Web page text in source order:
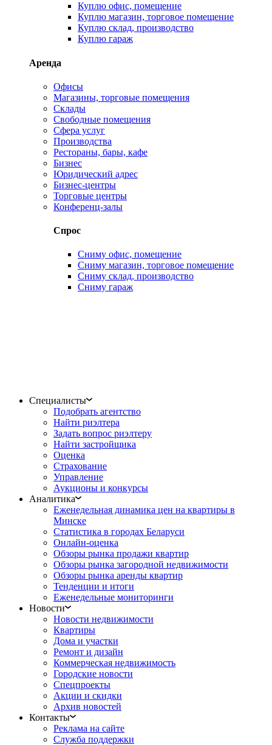
Куплю офис, помещение
Куплю магазин, торговое помещение
Куплю склад, производство
Куплю гараж
Аренда
Офисы
Магазины, торговые помещения
Склады
Свободные помещения
Сфера услуг
Производства
Рестораны, бары, кафе
Бизнес
Юридический адрес
Бизнес-центры
Торговые центры
Конференц-залы
Спрос
Сниму офис, помещение
Сниму магазин, торговое помещение
Сниму склад, производство
Сниму гараж
Специалисты
Подобрать агентство
Найти риэлтера
Задать вопрос риэлтеру
Найти застройщика
Оценка
Страхование
Управление
Аукционы и конкурсы
Аналитика
Еженедельная динамика цен на квартиры в
Минске
Статистика в городах Беларуси
Онлайн-оценка
Обзоры рынка продажи квартир
Обзоры рынка загородной недвижимости
Обзоры рынка аренды квартир
Тенденции и итоги
Еженедельные мониторинги
Новости
Новости недвижимости
Квартиры
Дома и участки
Ремонт и дизайн
Коммерческая недвижимость
Городские новости
Спецпроекты
Акции и скидки
Архив новостей
Контакты
Реклама на сайте
Служба поддержки